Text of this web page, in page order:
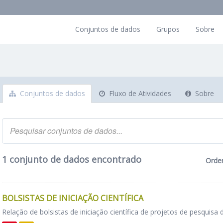
Conjuntos de dados Grupos Sobre
Conjuntos de dados Fluxo de Atividades Sobre
1 conjunto de dados encontrado
BOLSISTAS DE INICIAÇÃO CIENTÍFICA
Relação de bolsistas de iniciação científica de projetos de pesquisa